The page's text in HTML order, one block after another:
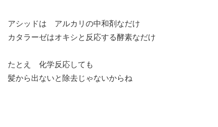
アシッドは アルカリの中和剤なだけ
カタラーゼはオキシと反応する酵素なだけ
たとえ 化学反応しても
髪から出ないと除去じゃないからね